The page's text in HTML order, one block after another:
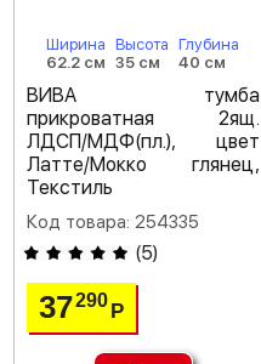
Ширина
62.2 см
Высота
35 см
Глубина
40 см
ВИВА тумба
прикроватная 2ящ.
ЛДСП/МДФ(пл.), цвет
Латте/Мокко глянец,
Текстиль
Код товара: 254335
(5)
37290Р